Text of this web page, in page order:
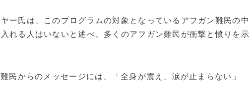
ー氏は、このプログラムの対象となっているアフガン難民の中
れる人はいないと述べ、多くのアフガン難民が衝撃と憤りを示
民からのメッセージには、「全身が震え、涙が止まらない」